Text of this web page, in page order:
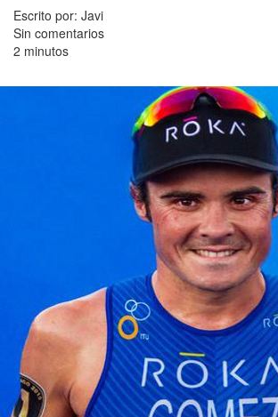
Escrito por: Javi
Sin comentarios
2 minutos